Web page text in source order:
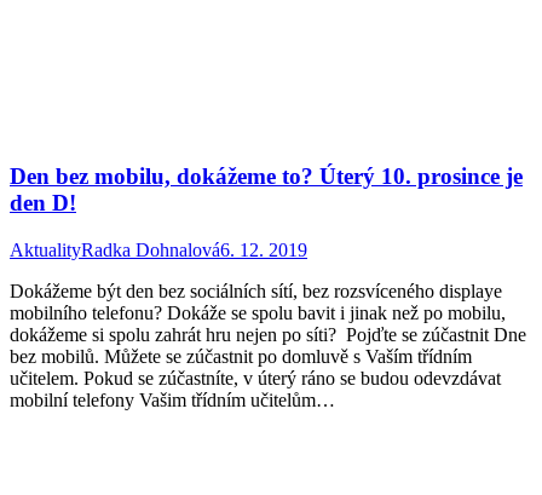
Den bez mobilu, dokážeme to? Úterý 10. prosince je
den D!
AktualityRadka Dohnalová6. 12. 2019
Dokážeme být den bez sociálních sítí, bez rozsvíceného displaye
mobilního telefonu? Dokáže se spolu bavit i jinak než po mobilu,
dokážeme si spolu zahrát hru nejen po síti? Pojďte se zúčastnit Dne
bez mobilů. Můžete se zúčastnit po domluvě s Vaším třídním
učitelem. Pokud se zúčastníte, v úterý ráno se budou odevzdávat
mobilní telefony Vašim třídním učitelům…